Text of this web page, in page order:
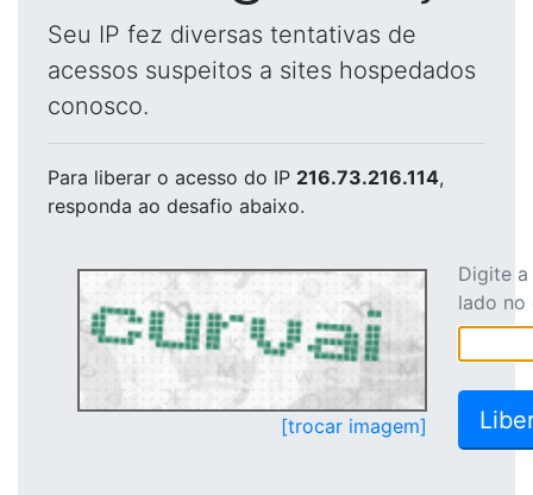
Seu IP fez diversas tentativas de
acessos suspeitos a sites hospedados
conosco.
Para liberar o acesso do IP 216.73.216.114,
responda ao desafio abaixo.
[trocar imagem]
Digite
lado no